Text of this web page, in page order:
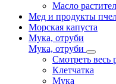
Масло
Мед и продукты
Морская капуста
Мука, отруби
Мука, отруби
Смотреть весь
Клетчатка
Мука